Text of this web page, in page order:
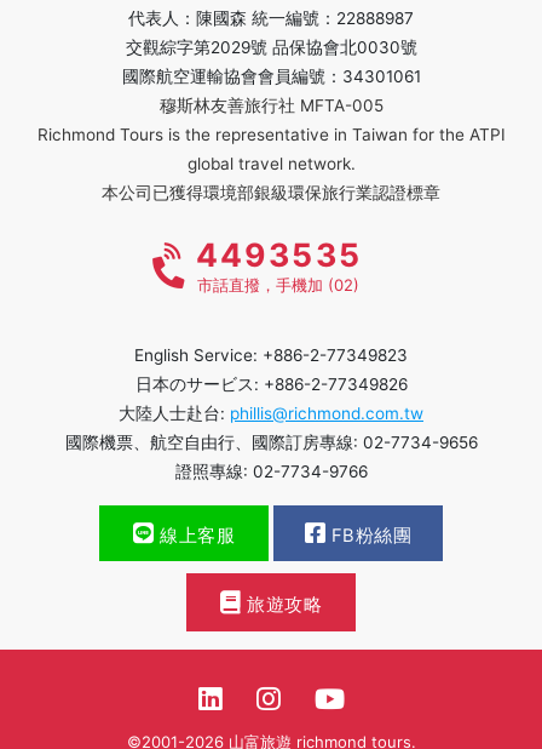
代表人：陳國森 統一編號：22888987
交觀綜字第2029號 品保協會北0030號
國際航空運輸協會會員編號：34301061
穆斯林友善旅行社 MFTA-005
Richmond Tours is the representative in Taiwan for the ATPI
global travel network.
本公司已獲得環境部銀級環保旅行業認證標章
4493535
市話直撥，手機加 (02)
English Service: +886-2-77349823
日本のサービス: +886-2-77349826
大陸人士赴台: phillis@richmond.com.tw
國際機票、航空自由行、國際訂房專線: 02-7734-9656
證照專線: 02-7734-9766
線上客服 FB粉絲團
旅遊攻略
©2001-2026 山富旅遊 richmond tours.